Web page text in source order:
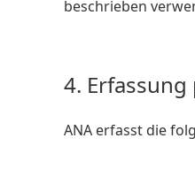
beschrieben
4.
ANA erfasst die